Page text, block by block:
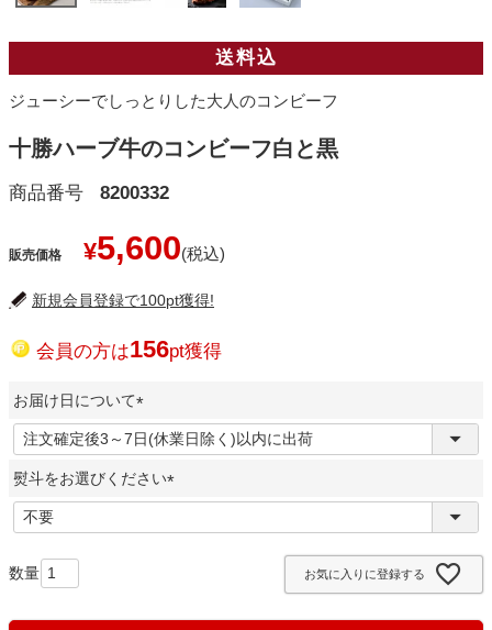
送料込
ジューシーでしっとりした大人のコンビーフ
十勝ハーブ牛のコンビーフ白と黒
商品番号 8200332
販売価格 ¥5,600
新規会員登録で100pt獲得!
会員の方は156pt獲得
お届け日について
(
必
須
)
熨斗をお選びください
必
お気に入りに登録する